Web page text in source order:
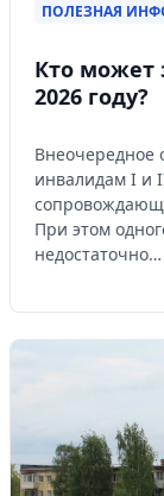
ПОЛЕЗНАЯ
Кто может
2026 году?
Внеочередное
инвалидам I и
При этом
недостаточно…